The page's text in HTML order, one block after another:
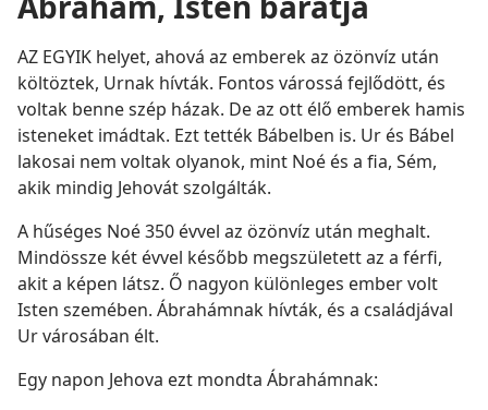
AZ EGYIK helyet, ahová az emberek az özönvíz után
költöztek, Urnak hívták. Fontos várossá fejlődött, és
voltak benne szép házak. De az ott élő emberek hamis
isteneket imádtak. Ezt tették Bábelben is. Ur és Bábel
lakosai nem voltak olyanok, mint Noé és a fia, Sém,
akik mindig Jehovát szolgálták.
A hűséges Noé 350 évvel az özönvíz után meghalt.
Mindössze két évvel később megszületett az a férfi,
akit a képen látsz. Ő nagyon különleges ember volt
Isten szemében. Ábrahámnak hívták, és a családjával
Ur városában élt.
Egy napon Jehova ezt mondta Ábrahámnak: